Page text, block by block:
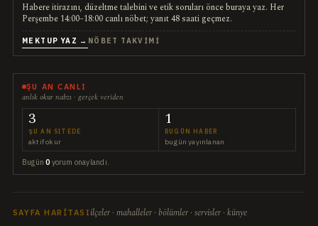
Habere itirazını, düzeltme talebini ve etik soruları önce buraya yaz. Her
Perşembe 14:00–18:00 canlı nöbet; yanıt 48 saati geçmez.
MEKTUP YAZ → NÖBET TAKVIMI
ŞU AN CANLI
anlık okur nabzı · gerçek veriden
3
ŞU AN SITEDE
aktif okur
1
BUGÜN HABER
bugün yayınlanan
Bugün0 yorum onaylandı.
SAYFA HARITASI ilçeler · mahalleler · bölümler · servisler · künye